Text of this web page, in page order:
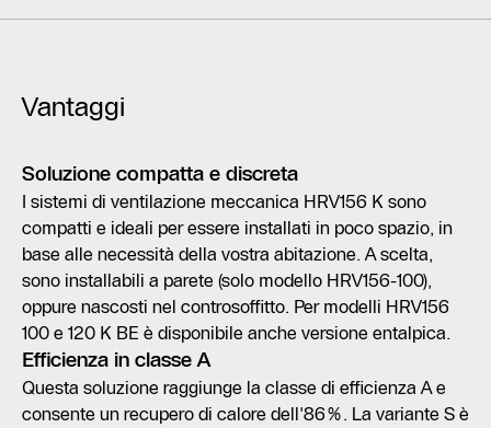
Vantaggi
Soluzione compatta e discreta
I sistemi di ventilazione meccanica HRV156 K sono
compatti e ideali per essere installati in poco spazio, in
base alle necessità della vostra abitazione. A scelta,
sono installabili a parete (solo modello HRV156-100),
oppure nascosti nel controsoffitto. Per modelli HRV156
100 e 120 K BE è disponibile anche versione entalpica.
Efficienza in classe A
Questa soluzione raggiunge la classe di efficienza A e
consente un recupero di calore dell'86%. La variante S è